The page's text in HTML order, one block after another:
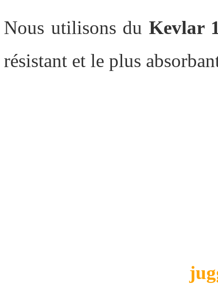
Nous utilisons du Kevlar
résistant et le plus